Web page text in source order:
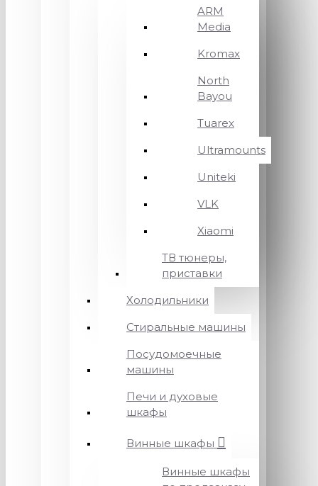
ARM
Media
Kromax
North
Bayou
Tuarex
Ultramounts
Uniteki
VLK
Xiaomi
ТВ тюнеры,
приставки
Холодильники
Стиральные машины
Посудомоечные
машины
Печи и духовые
шкафы
Винные шкафы
Винные шкафы